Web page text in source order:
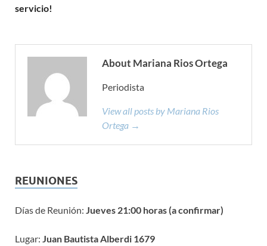
servicio!
About Mariana Rios Ortega
Periodista
View all posts by Mariana Rios
Ortega →
REUNIONES
Días de Reunión: Jueves 21:00 horas (a confirmar)
Lugar: Juan Bautista Alberdi 1679